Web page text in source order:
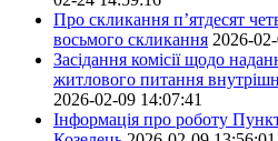
Про скликання п’ятдесят
восьмого скликання 2026-
Засідання комісії щодо
житлового питання
2026-02-09 14:07:41
Інформація про роботу